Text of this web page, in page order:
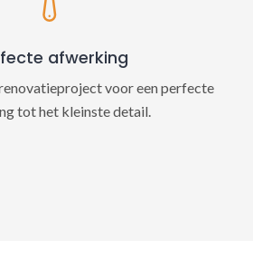
afwerking
voor een perfecte
tot het kleinste detail.